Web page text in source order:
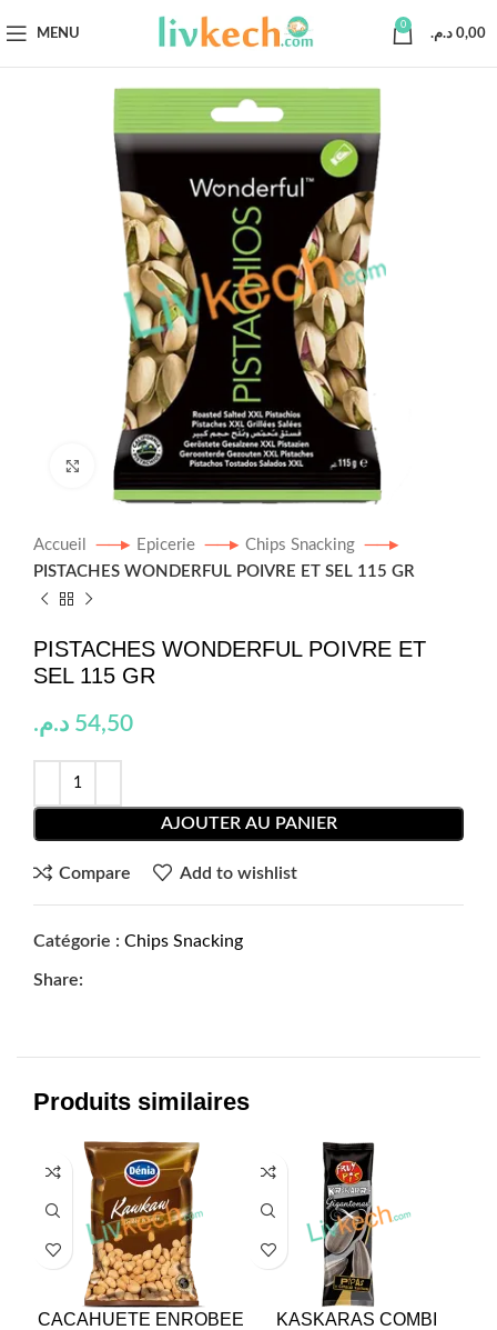
MENU
0
0,00 د.م.
Click to enlarge
Accueil Epicerie
Chips Snacking
PISTACHES WONDERFUL POIVRE ET SEL 115 GR
PISTACHES WONDERFUL POIVRE ET
SEL 115 GR
54,50 د.م.
AJOUTER AU PANIER
Compare Add to wishlist
Catégorie : Chips Snacking
Share:
Produits similaires
CACAHUETE ENROBEE
KASKARAS COMBI